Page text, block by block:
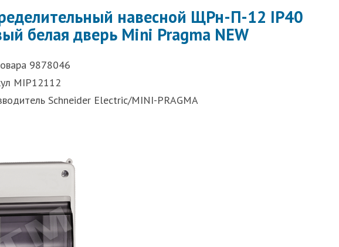
навесной ЩРн-П-12 IP40
белая дверь Mini Pragma NEW
9878046
MIP12112
Schneider Electric/MINI-PRAGMA